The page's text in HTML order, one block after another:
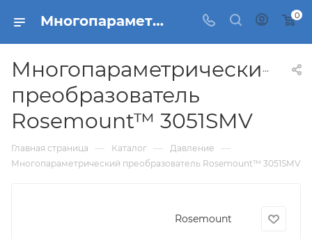
Многопараметрический преобразователь Rosemount™ 3051SMV 0
Многопараметрический
преобразователь
Rosemount™ 3051SMV
Главная страница — Каталог — Давление —
Многопараметрический преобразователь Rosemount™ 3051SMV
Rosemount